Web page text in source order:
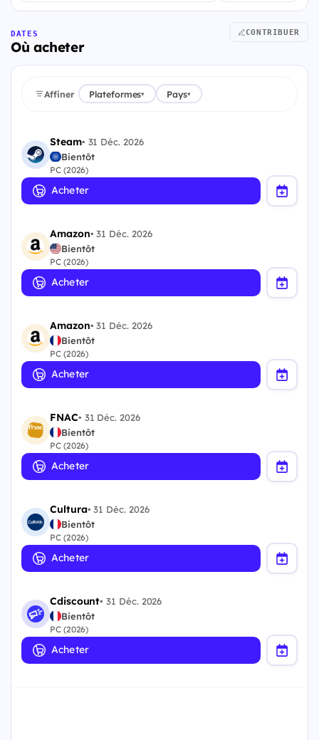
DATES
Où acheter
CONTRIBUER
Affiner Plateformes▾ Pays▾
Steam• 31 Déc. 2026
Bientôt
PC (2026)
Acheter
Amazon•31 Déc. 2026
Bientôt
PC (2026)
Acheter
Amazon•31 Déc. 2026
Bientôt
PC (2026)
Acheter
FNAC• 31 Déc. 2026
Bientôt
PC (2026)
Acheter
Cultura•31 Déc. 2026
Bientôt
PC (2026)
Acheter
Cdiscount•31 Déc. 2026
Bientôt
PC (2026)
Acheter